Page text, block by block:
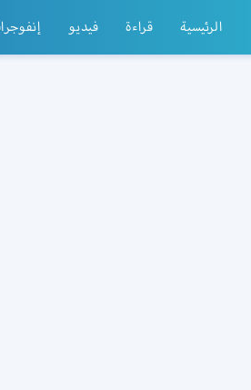
الرئيسية قراءة فيديو